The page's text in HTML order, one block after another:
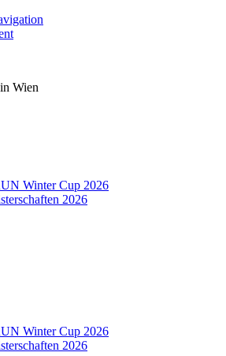
Wien
Winter Cup 2026
2026
Winter Cup 2026
2026